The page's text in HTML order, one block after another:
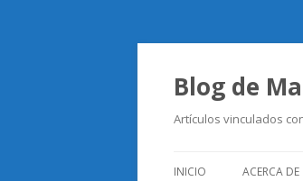
Blog de
Artículos vinculados
INICIO ACERCA DE